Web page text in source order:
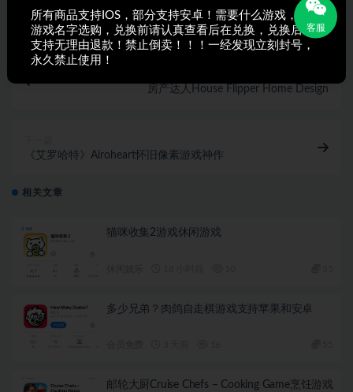
房产达人House Flipper Home Design
《艾罗哈特》Airoheart怀旧像素游戏神作
相关文章
猫咪收集2游戏休闲游戏
多少兄弟？肉鸽自走棋游戏支持苹果和安卓
邮轮大厨Cruise Chefs – Cooking Game烹饪游戏
客服
所有商品支持IOS，部分支持安卓！需要什么游戏，搜索
游戏名字选购，兑换前请认真查看后在兑换，兑换后不
支持无理由退款！禁止倒卖！！！一经发现立刻封号，
永久禁止使用！